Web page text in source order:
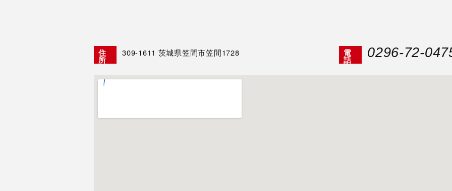
住
所
309-1611 茨城県笠間市笠間1728 電
話 0296-72-